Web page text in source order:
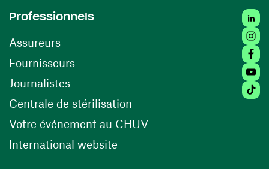
Professionnels
Assureurs
Fournisseurs(ouvre une nouvelle fenêtre)
Journalistes
Centrale de stérilisation (ouvre une nouvelle
Votre événement au CHUV(ouvre une nouvelle
International website